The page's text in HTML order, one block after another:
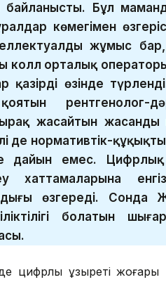
байланысты. Бұл
көмегімен
жұмыс
колл орталық
өзінде
рентгенолог-
жасайтын жасанды
де нормативтік-
дайын емес. Цифрлық
хаттамаларына
өзгереді. Сонда
болатын
құзыреті жоғары